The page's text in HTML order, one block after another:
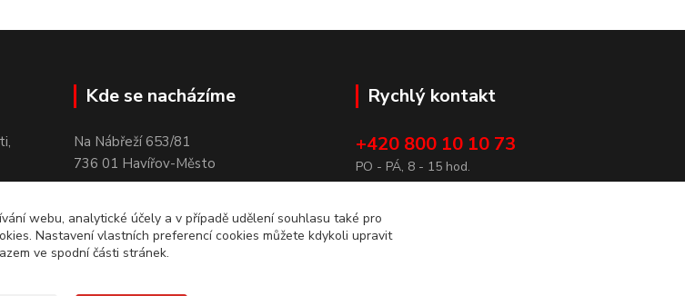
81
Kde se nacházíme
Na Nábřeží 653/81
736 01 Havířov-Město
Rychlý kontakt
+420 800 10 10 73
PO - PÁ, 8 - 15 hod.
webu, analytické účely a v případě udělení souhlasu také pro
Nastavení vlastních preferencí cookies můžete kdykoli upravit
ve spodní části stránek.